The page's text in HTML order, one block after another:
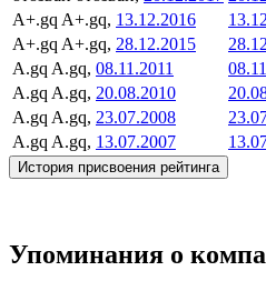
A+.gq A+.gq, 13.12.2016
A+.gq A+.gq, 28.12.2015
A.gq A.gq, 08.11.2011
A.gq A.gq, 20.08.2010
A.gq A.gq, 23.07.2008
A.gq A.gq, 13.07.2007
История присвоения рейтинга
Упоминания о